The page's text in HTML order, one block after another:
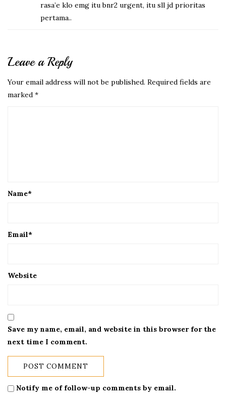
rasa’e klo emg itu bnr2 urgent, itu sll jd prioritas
pertama..
Leave a Reply
Your email address will not be published. Required fields are
marked *
Name*
Email*
Website
Save my name, email, and website in this browser for the
next time I comment.
Notify me of follow-up comments by email.